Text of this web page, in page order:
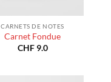
CARNETS DE NOTES
Carnet Fondue
CHF9.0